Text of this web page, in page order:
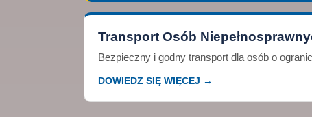
Transport Osób
Bezpieczny i godny transport dla osób o
DOWIEDZ SIĘ WIĘCEJ →